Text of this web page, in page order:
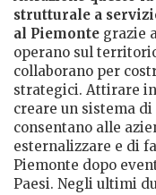
strutturale a
al Piemonte grazie
operano sul
collaborano per
strategici. Attirare
creare un sistema
consentano alle
esternalizzare e di
Piemonte dopo
Paesi. Negli ultimi